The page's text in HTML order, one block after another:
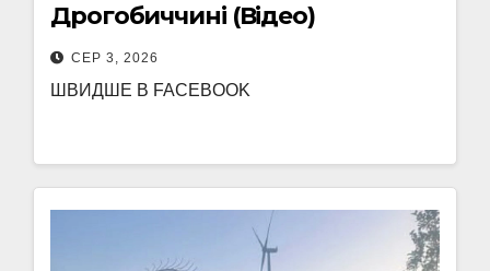
Дрогобиччині (Відео)
СЕР 3, 2026
ШВИДШЕ В FACEBOOK